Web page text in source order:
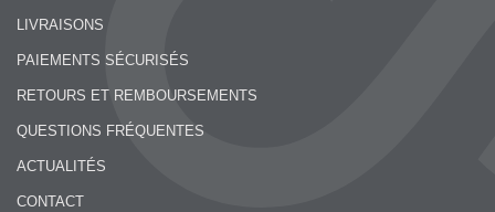
LIVRAISONS
PAIEMENTS SÉCURISÉS
RETOURS ET REMBOURSEMENTS
QUESTIONS FRÉQUENTES
ACTUALITÉS
CONTACT